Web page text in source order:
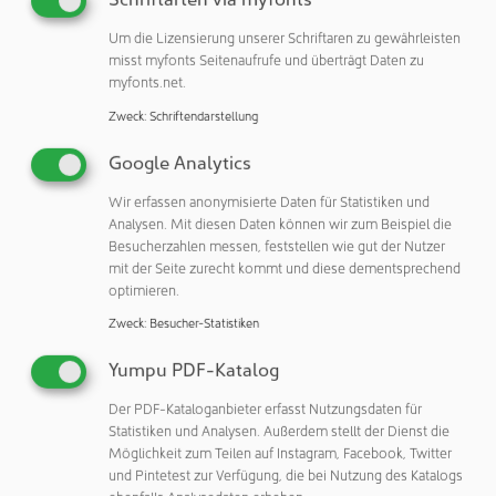
ausgelegt, mit verschiedenen Probentypen zu arbeiten
und sich mühelos an unterschiedliche Anwendungsfälle
anzupassen.
Mit dem Multi-Matrix-Probengeber (MMS) können
sowohl flüssige als auch feste Proben dosiert werden. Der
Wechsel zwischen den Probentypen ist selbst für
ungeschultes Personal in weniger als fünf Minuten
durchzuführen. Darüber hinaus kann ICprep problemlos in
ein bestehendes Analytik Jena System integriert werden.
Dies ermöglicht die Erweiterung des
Anwendungsbereiches des Nutzers, ohne in mehr
müssen.
ICprep bietet ein äußerst breites Anwendungsspektrum,
das die Vorbereitung von Proben für die Bestimmung von
AOF, AOBr, AOI, AOCl und CIC-AOX sowie EOF bis hin zu
Um die Lizensierung unserer Schriftaren zu gewährleisten
misst myfonts Seitenaufrufe und überträgt Daten zu
myfonts.net.
Zweck: Schriftendarstellung
Google Analytics
Wir erfassen anonymisierte Daten für Statistiken und
Analysen. Mit diesen Daten können wir zum Beispiel die
Besucherzahlen messen, feststellen wie gut der Nutzer
mit der Seite zurecht kommt und diese dementsprechend
optimieren.
Zweck: Besucher-Statistiken
Yumpu PDF-Katalog
Der PDF-Kataloganbieter erfasst Nutzungsdaten für
Statistiken und Analysen. Außerdem stellt der Dienst die
Möglichkeit zum Teilen auf Instagram, Facebook, Twitter
und Pintetest zur Verfügung, die bei Nutzung des Katalogs